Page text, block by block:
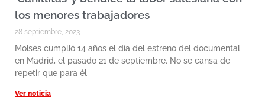
los menores trabajadores
28 septiembre, 2023
Moisés cumplió 14 años el día del estreno del documental
en Madrid, el pasado 21 de septiembre. No se cansa de
repetir que para él
Ver noticia